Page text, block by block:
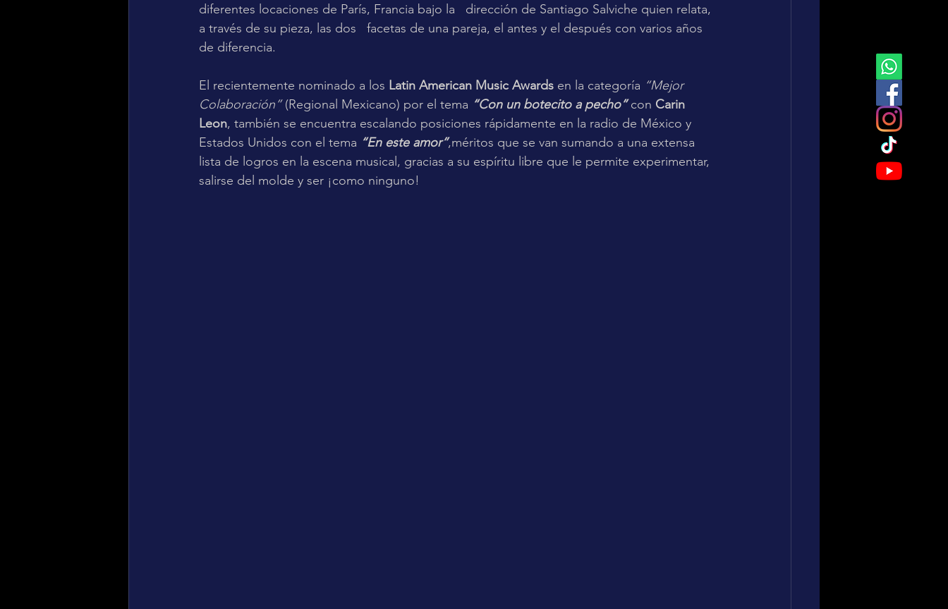
diferentes locaciones de París, Francia bajo la   dirección de Santiago Salviche quien relata,
a través de su pieza, las dos   facetas de una pareja, el antes y el después con varios años
de diferencia.
El recientemente nominado a los Latin American Music Awards en la categoría “Mejor
Colaboración” (Regional Mexicano) por el tema “Con un botecito a pecho” con Carin
Leon, también se encuentra escalando posiciones rápidamente en la radio de México y
Estados Unidos con el tema “En este amor”,méritos que se van sumando a una extensa
lista de logros en la escena musical, gracias a su espíritu libre que le permite experimentar,
salirse del molde y ser ¡como ninguno!